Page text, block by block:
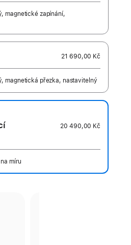
magnetické zapínání,
21 690,00 Kč
magnetická přezka, nastavitelný
20 490,00 Kč
míru